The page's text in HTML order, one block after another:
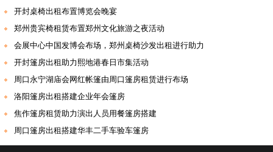
开封桌椅出租布置博览会晚宴
郑州贵宾椅租赁布置郑州文化旅游之夜活动
会展中心中国发博会布场，郑州桌椅沙发出租进行助力
开封篷房出租助力熙地港春日市集活动
周口永宁湖庙会网红帐篷由周口篷房租赁进行布场
洛阳篷房出租搭建企业年会篷房
焦作篷房租赁助力演出人员用餐篷房搭建
周口篷房出租搭建华丰二手车验车篷房